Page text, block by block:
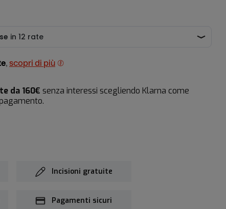
, scopri di più
da 160€ senza interessi scegliendo Klarna come
Incisioni gratuite
Pagamenti sicuri